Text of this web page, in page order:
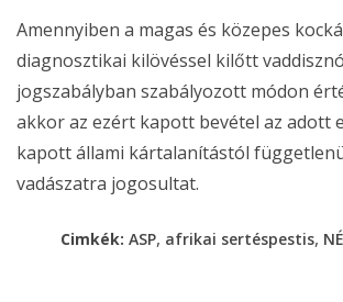
Amennyiben a magas és közepes
diagnosztikai kilövéssel kilőtt
jogszabályban szabályozott módon
akkor az ezért kapott bevétel az adott
kapott állami kártalanítástól
vadászatra jogosultat.
Cimkék: ASP, afrikai sertéspestis,